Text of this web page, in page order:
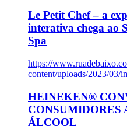
Le Petit Chef – a
interativa chega ao
Spa
https://
content/uploads/2023/03/
HEINEKEN®
CONSUMIDORES
ÁLCOOL